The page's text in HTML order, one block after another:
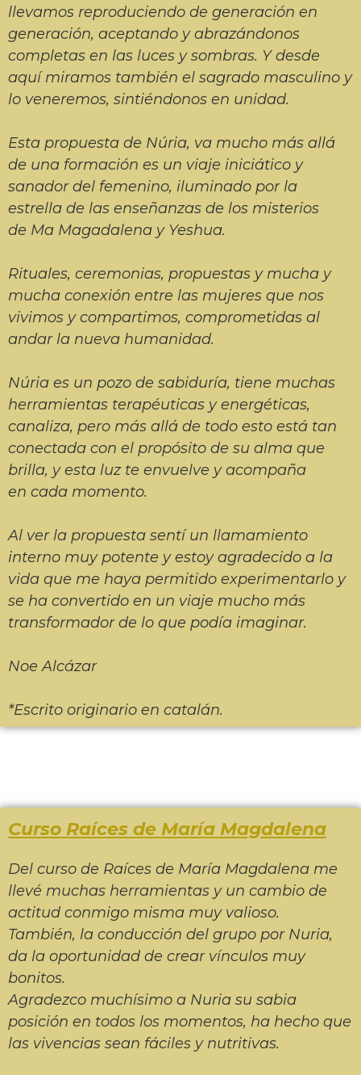
llevamos reproduciendo de generación en
generación, aceptando y abrazándonos
completas en las luces y sombras. Y desde
aquí miramos también el sagrado masculino y
lo veneremos, sintiéndonos en unidad.
Esta propuesta de Núria, va mucho más allá
de una formación es un viaje iniciático y
sanador del femenino, iluminado por la
estrella de las enseñanzas de los misterios
de Ma Magadalena y Yeshua.
Rituales, ceremonias, propuestas y mucha y
mucha conexión entre las mujeres que nos
vivimos y compartimos, comprometidas al
andar la nueva humanidad.
Núria es un pozo de sabiduría, tiene muchas
herramientas terapéuticas y energéticas,
canaliza, pero más allá de todo esto está tan
conectada con el propósito de su alma que
brilla, y esta luz te envuelve y acompaña
en cada momento.
Al ver la propuesta sentí un llamamiento
interno muy potente y estoy agradecido a la
vida que me haya permitido experimentarlo y
se ha convertido en un viaje mucho más
transformador de lo que podía imaginar.
Noe Alcázar
*Escrito originario en catalán.
Curso Raíces de María Magdalena
Del curso de Raíces de María Magdalena me
llevé muchas herramientas y un cambio de
actitud conmigo misma muy valioso.
También, la conducción del grupo por Nuria,
da la oportunidad de crear vínculos muy
bonitos.
Agradezco muchísimo a Nuria su sabia
posición en todos los momentos, ha hecho que
las vivencias sean fáciles y nutritivas.